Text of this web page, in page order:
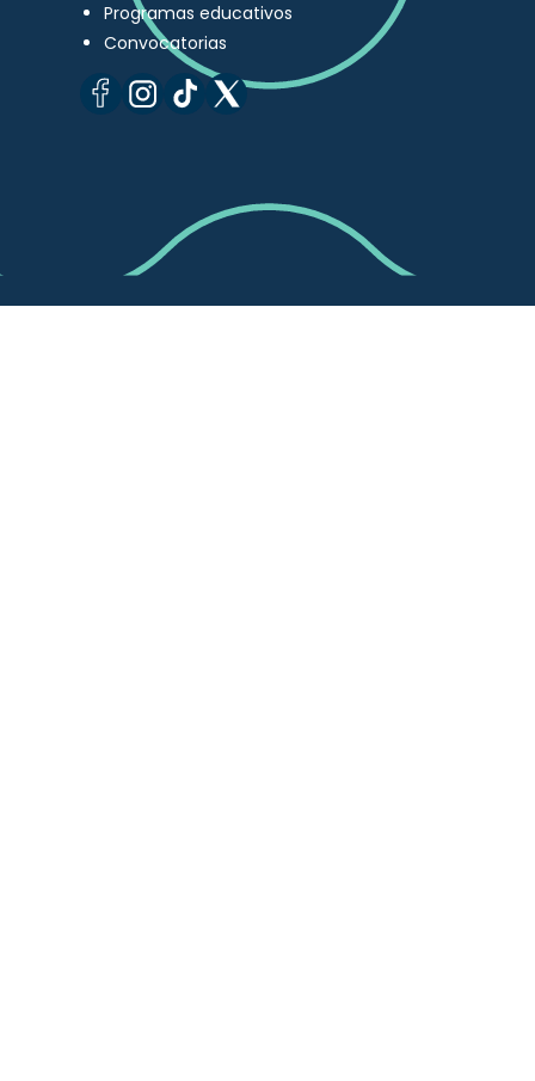
Programas educativos
Convocatorias